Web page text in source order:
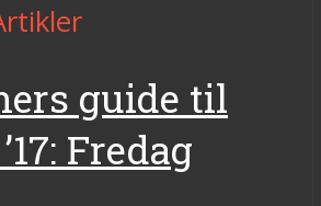
guide til
Fredag